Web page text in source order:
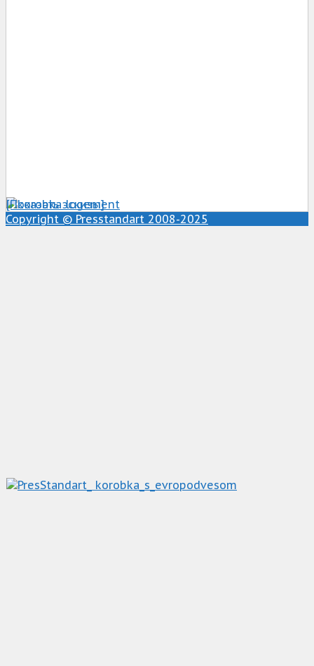
[Показать эскизы]
Copyright © Presstandart 2008-2025